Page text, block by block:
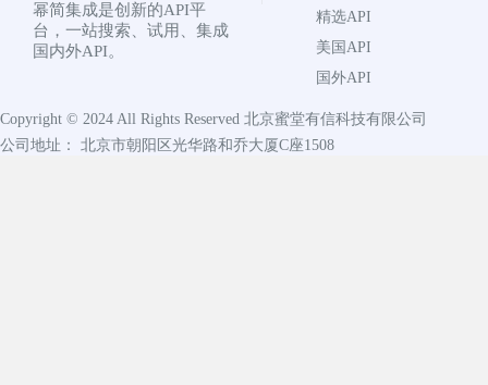
幂简集成是创新的API平
台，一站搜索、试用、集成
国内外API。
精选API
美国API
国外API
Copyright © 2024 All Rights Reserved 北京蜜堂有信科技有限公司
公司地址： 北京市朝阳区光华路和乔大厦C座1508